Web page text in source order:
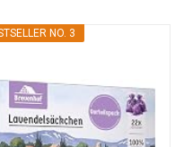
NO. 3